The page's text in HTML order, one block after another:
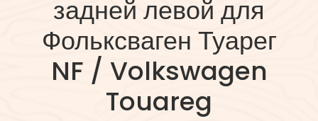
задней левой для
Фольксваген Туарег
NF / Volkswagen
Touareg